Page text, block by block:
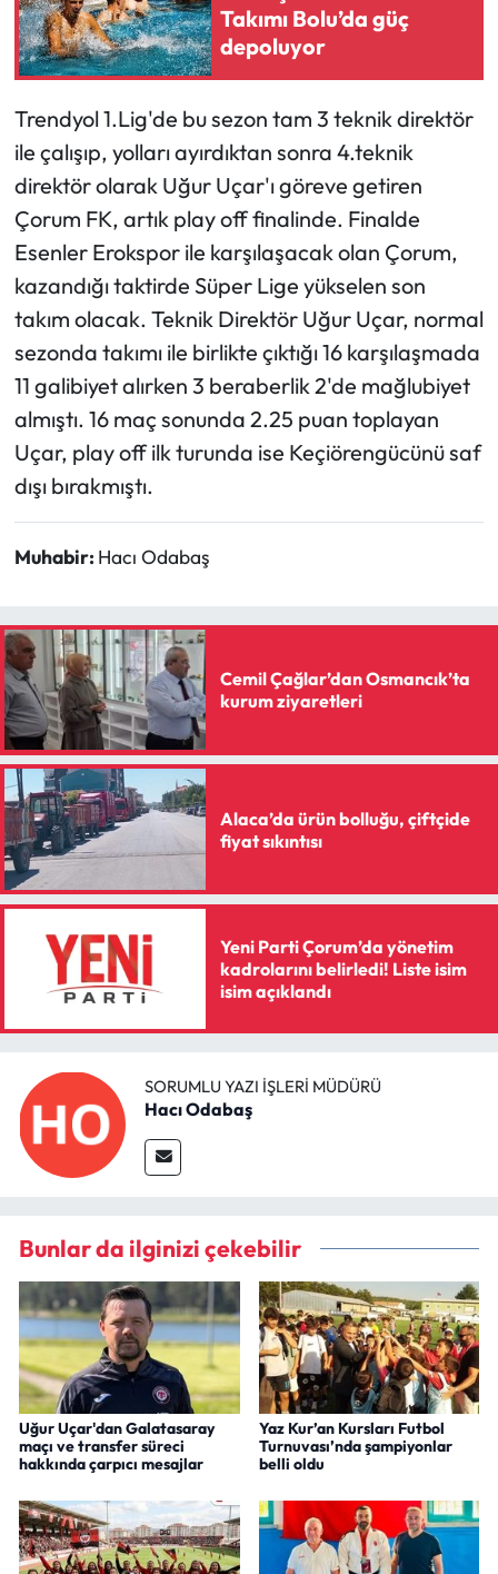
Takımı Bolu’da güç
depoluyor
Trendyol 1.Lig'de bu sezon tam 3 teknik direktör
ile çalışıp, yolları ayırdıktan sonra 4.teknik
direktör olarak Uğur Uçar'ı göreve getiren
Çorum FK, artık play off finalinde. Finalde
Esenler Erokspor ile karşılaşacak olan Çorum,
kazandığı taktirde Süper Lige yükselen son
takım olacak. Teknik Direktör Uğur Uçar, normal
sezonda takımı ile birlikte çıktığı 16 karşılaşmada
11 galibiyet alırken 3 beraberlik 2'de mağlubiyet
almıştı. 16 maç sonunda 2.25 puan toplayan
Uçar, play off ilk turunda ise Keçiörengücünü saf
dışı bırakmıştı.
Muhabir: Hacı Odabaş
Cemil Çağlar’dan Osmancık’ta
kurum ziyaretleri
Alaca’da ürün bolluğu, çiftçide
fiyat sıkıntısı
Yeni Parti Çorum’da yönetim
kadrolarını belirledi! Liste isim
isim açıklandı
SORUMLU YAZI İŞLERI MÜDÜRÜ
Hacı Odabaş
Bunlar da ilginizi çekebilir
Uğur Uçar'dan Galatasaray
maçı ve transfer süreci
hakkında çarpıcı mesajlar
Yaz Kur’an Kursları Futbol
Turnuvası’nda şampiyonlar
belli oldu
Laçin Haberleri
Magazin
Mecitözü Haberleri
Oğuzlar Haberleri
Ortaköy Haberleri
Osmancık Haberleri
Otomotiv
Resmi İlan
Resmi Reklam
Sağlık
Spor
Sungurlu Haberleri
Turizm
Uğurludağ Haberleri
Yaşam
Yemek Tarifleri
Yerel Haberler